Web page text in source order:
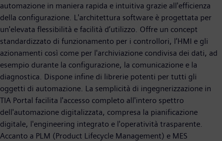
automazione in maniera rapida e intuitiva grazie all'efficienza
della configurazione. L'architettura software è progettata per
un'elevata flessibilità e facilità d’utilizzo. Offre un concept
standardizzato di funzionamento per i controllori, l’HMI e gli
azionamenti così come per l'archiviazione condivisa dei dati, ad
esempio durante la configurazione, la comunicazione e la
diagnostica. Dispone infine di librerie potenti per tutti gli
oggetti di automazione. La semplicità di ingegnerizzazione in
TIA Portal facilita l'accesso completo all'intero spettro
dell'automazione digitalizzata, compresa la pianificazione
digitale, l'engineering integrato e l'operatività trasparente.
Accanto a PLM (Product Lifecycle Management) e MES